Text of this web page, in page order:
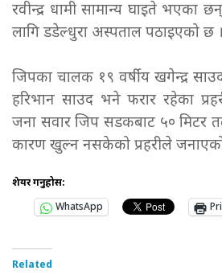
रवीन्द्र धामी सामान्य घाइते भएका
लागि डडेल्धुरा अस्पताल पठाइएको छ ।
जिपका चालक १९ वर्षीय खगेन्द्र
हरिभान साउद भने फरार रहेका
जना सवार जिप सडकबाट ५० मिटर
कारण खुल्न नसकेको प्रहरीले
शेयर गर्नुहोस:
WhatsApp
Related